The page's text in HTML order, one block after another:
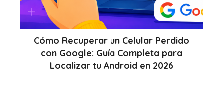
Cómo Recuperar un Celular Perdido
con Google: Guía Completa para
Localizar tu Android en 2026